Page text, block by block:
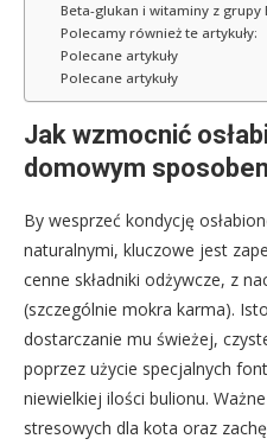
Beta-glukan i witaminy z grupy
Polecamy również te artykuły:
Polecane artykuły
Polecane artykuły
Jak wzmocnić
domowym
By wesprzeć kondycję
naturalnymi, kluczowe jest
cenne składniki odżywcze, z
(szczególnie mokra karma).
dostarczanie mu świeżej,
poprzez użycie specjalnych
niewielkiej ilości bulionu.
stresowych dla kota oraz